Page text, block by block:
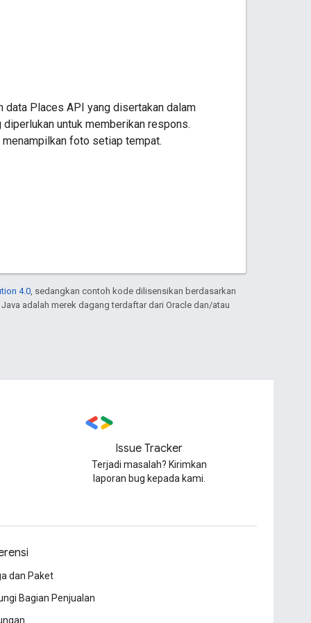
data Places API yang disertakan dalam
diperlukan untuk memberikan respons.
menampilkan foto setiap tempat.
4.0 , sedangkan contoh kode dilisensikan berdasarkan
. Java adalah merek dagang terdaftar dari Oracle dan/atau
Issue Tracker
Terjadi masalah? Kirimkan
laporan bug kepada kami.
dan Paket
Bagian Penjualan